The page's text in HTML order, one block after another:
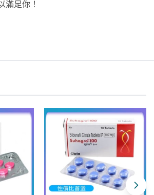
滿足你！